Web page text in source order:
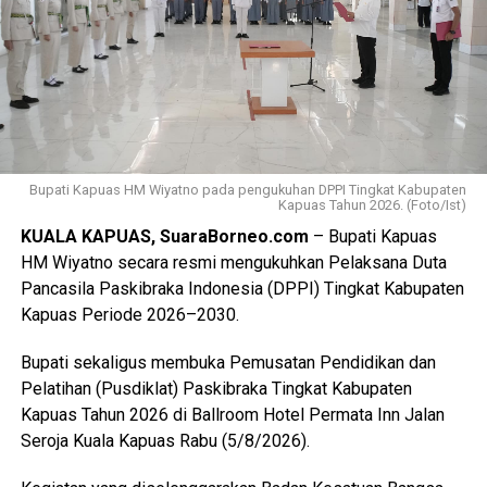
terdiri dari peserta, pembina, dan pendamping
diberangkatkan menuju Bumi Perkemahan dan Graha
Wisata (Buperta) Cibubur Jakarta, untuk mengikuti agenda
Jamnas pada 13–23 Agustus 2026.
“Mereka akan bergabung dengan Pramuka Penggalang se-
Indonesia menurut informasi juga hadir Pramuka se-Asia
Tenggara. Ini merupakan hal positif bagi perkembangan
anak-anak terutama duta Pramuka Kabupaten Kapuas,”
ujarnya. (Ujg/SB)
Views: 16
Bagikan ke
WhatsApp 0 Facebook 0
Messenger 0 Twitter/X
Bupati Kapuas HM Wiyatno pada pengukuhan DPPI Tingkat Kabupaten
Kapuas Tahun 2026. (Foto/Ist)
KUALA KAPUAS, SuaraBorneo.com – Bupati Kapuas
HM Wiyatno secara resmi mengukuhkan Pelaksana Duta
Pancasila Paskibraka Indonesia (DPPI) Tingkat Kabupaten
Kapuas Periode 2026–2030.
Bupati sekaligus membuka Pemusatan Pendidikan dan
Pelatihan (Pusdiklat) Paskibraka Tingkat Kabupaten
Kapuas Tahun 2026 di Ballroom Hotel Permata Inn Jalan
Seroja Kuala Kapuas Rabu (5/8/2026).